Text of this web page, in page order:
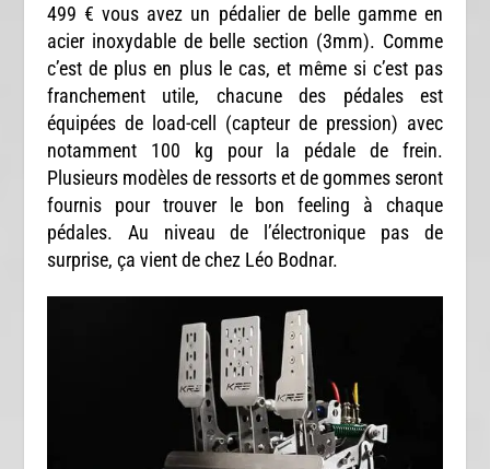
499 € vous avez un pédalier de belle gamme en
acier inoxydable de belle section (3mm). Comme
c’est de plus en plus le cas, et même si c’est pas
franchement utile, chacune des pédales est
équipées de load-cell (capteur de pression) avec
notamment 100 kg pour la pédale de frein.
Plusieurs modèles de ressorts et de gommes seront
fournis pour trouver le bon feeling à chaque
pédales. Au niveau de l’électronique pas de
surprise, ça vient de chez Léo Bodnar.